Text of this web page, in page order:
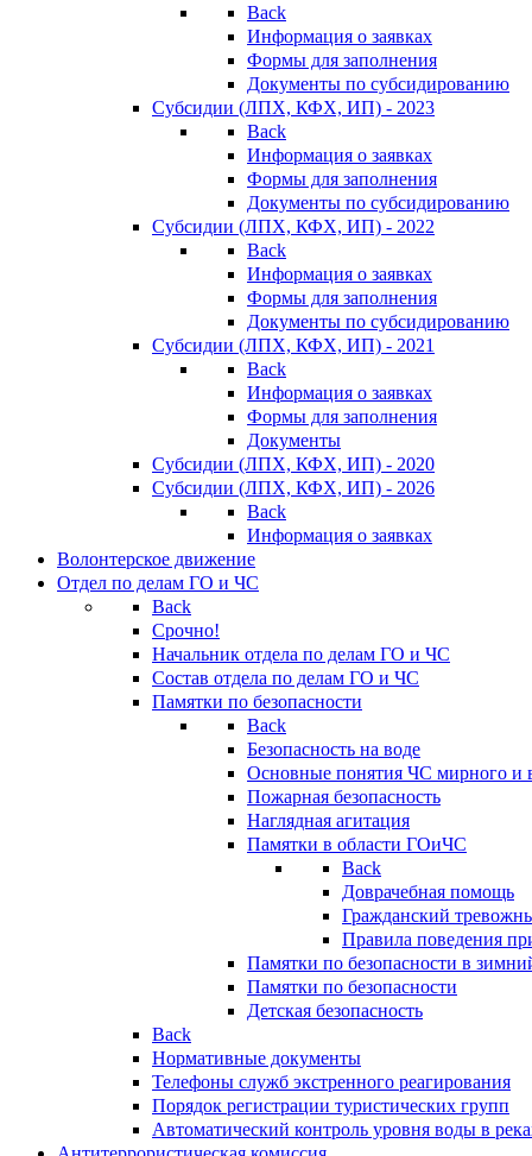
Back
Информация о заявках
Формы для заполнения
Документы по субсидированию
Субсидии (ЛПХ, КФХ, ИП) - 2023
Back
Информация о заявках
Формы для заполнения
Документы по субсидированию
Субсидии (ЛПХ, КФХ, ИП) - 2022
Back
Информация о заявках
Формы для заполнения
Документы по субсидированию
Субсидии (ЛПХ, КФХ, ИП) - 2021
Back
Информация о заявках
Формы для заполнения
Документы
Субсидии (ЛПХ, КФХ, ИП) - 2020
Субсидии (ЛПХ, КФХ, ИП) - 2026
Back
Информация о заявках
Волонтерское движение
Отдел по делам ГО и ЧС
Back
Срочно!
Начальник отдела по делам ГО и ЧС
Состав отдела по делам ГО и ЧС
Памятки по безопасности
Back
Безопасность на воде
Основные понятия ЧС мирного и
Пожарная безопасность
Наглядная агитация
Памятки в области ГОиЧС
Back
Доврачебная помощь
Гражданский
Правила поведения
Памятки по безопасности в
Памятки по безопасности
Детская безопасность
Back
Нормативные документы
Телефоны служб экстренного реагирования
Порядок регистрации туристических групп
Автоматический контроль уровня воды в